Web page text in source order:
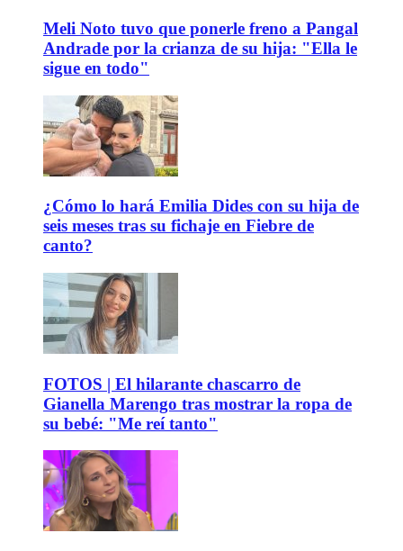
Meli Noto tuvo que ponerle freno a Pangal
Andrade por la crianza de su hija: "Ella le
sigue en todo"
¿Cómo lo hará Emilia Dides con su hija de
seis meses tras su fichaje en Fiebre de
canto?
FOTOS | El hilarante chascarro de
Gianella Marengo tras mostrar la ropa de
su bebé: "Me reí tanto"